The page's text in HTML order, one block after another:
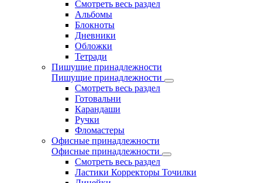
Смотреть весь раздел
Альбомы
Блокноты
Дневники
Обложки
Тетради
Пишущие принадлежности
Пишущие принадлежности
Смотреть весь раздел
Готовальни
Карандаши
Ручки
Фломастеры
Офисные принадлежности
Офисные принадлежности
Смотреть весь раздел
Ластики Корректоры Точилки